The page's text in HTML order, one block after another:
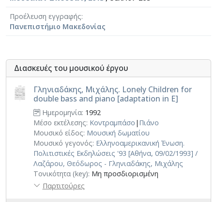
Προέλευση εγγραφής
Πανεπιστήμιο Μακεδονίας
Διασκευές του μουσικού έργου
Γληνιαδάκης, Μιχάλης. Lonely Children for
double bass and piano [adaptation in E]
Ημερομηνία: 1992
Μέσο εκτέλεσης: Κοντραμπάσο | Πιάνο
Μουσικό είδος: Μουσική δωματίου
Μουσικό γεγονός: Ελληνοαμερικανική Ένωση.
Πολιτιστικές Εκδηλώσεις '93 [Αθήνα, 09/02/1993] /
Λαζάρου, Θεόδωρος - Γληνιαδάκης, Μιχάλης
Τονικότητα (key): Μη προσδιορισμένη
Παρτιτούρες